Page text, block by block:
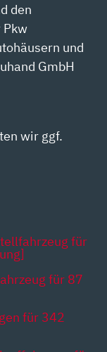
den
Pkw
und
GmbH
wir ggf.
für
für 87
für 342